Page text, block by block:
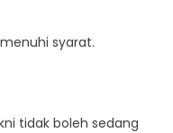
syarat.
tidak boleh sedang